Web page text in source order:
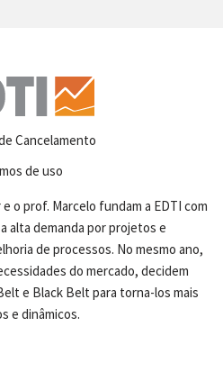
Cancelamento
de uso
o prof. Marcelo fundam a EDTI com
alta demanda por projetos e
de processos. No mesmo ano,
do mercado, decidem
e Black Belt para torna-los mais
e dinâmicos.